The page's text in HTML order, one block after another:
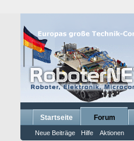
Startseite Forum
Neue Beiträge Hilfe Aktionen